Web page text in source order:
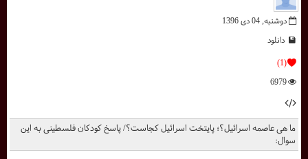
ما هی عاصمه اسرائیل؟؛ پایتخت اسرائیل کجاست؟/ پاسخ کودکان فلسطینی به این
سوال:
دوشنبه, 04 دی 1396
دانلود
(1)
6979